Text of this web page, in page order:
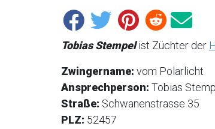
Tobias Stempelist Züchter der
Zwingername: vom Polarlicht
Ansprechperson: Tobias
Straße: Schwanenstrasse 35
PLZ: 52457